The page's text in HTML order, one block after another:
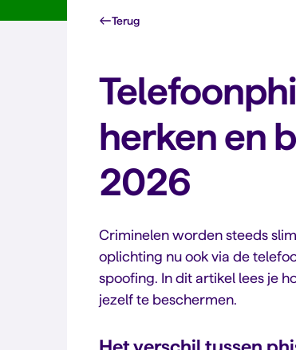
Terug
herken en
2026
Criminelen worden steeds
oplichting nu ook via de
spoofing. In dit artikel lees je
jezelf te beschermen.